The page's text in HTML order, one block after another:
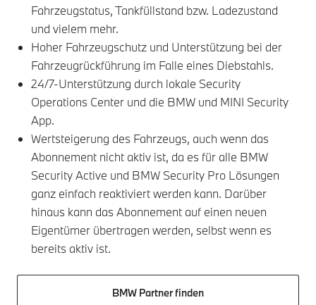
Fahrzeugstatus, Tankfüllstand bzw. Ladezustand
und vielem mehr.
Hoher Fahrzeugschutz und Unterstützung bei der
Fahrzeugrückführung im Falle eines Diebstahls.
24/7-Unterstützung durch lokale Security
Operations Center und die BMW und MINI Security
App.
Wertsteigerung des Fahrzeugs, auch wenn das
Abonnement nicht aktiv ist, da es für alle BMW
Security Active und BMW Security Pro Lösungen
ganz einfach reaktiviert werden kann. Darüber
hinaus kann das Abonnement auf einen neuen
Eigentümer übertragen werden, selbst wenn es
bereits aktiv ist.
BMW Partner finden